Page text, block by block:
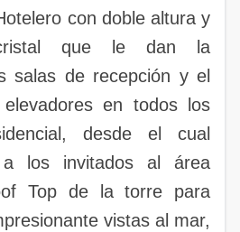
con doble altura y
que le dan la
salas de recepción y el
en todos los
desde el cual
a los invitados al área
Top de la torre para
vistas al mar,